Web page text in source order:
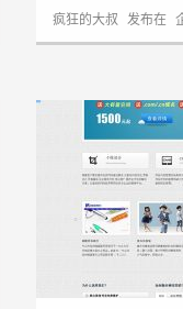
疯狂的大叔 发布在